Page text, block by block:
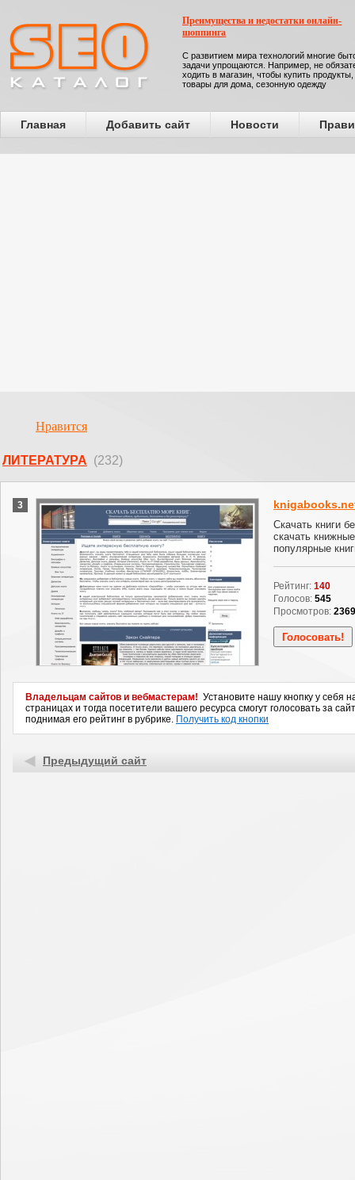
Преимущества и недостатки онлайн-
шоппинга
С развитием мира технологий многие
задачи упрощаются. Например, не
ходить в магазин, чтобы купить продукты,
товары для дома, сезонную одежду
Главная Добавить сайт Новости
Нравится
ЛИТЕРАТУРА (232)
3
Скачать книги
скачать
популярные
Рейтинг: 140
Голосов: 545
Просмотров:
Владельцам сайтов и вебмастерам! Установите нашу кнопку у себя
страницах и тогда посетители вашего ресурса смогут голосовать за
поднимая его рейтинг в рубрике. Получить код кнопки
Предыдущий сайт